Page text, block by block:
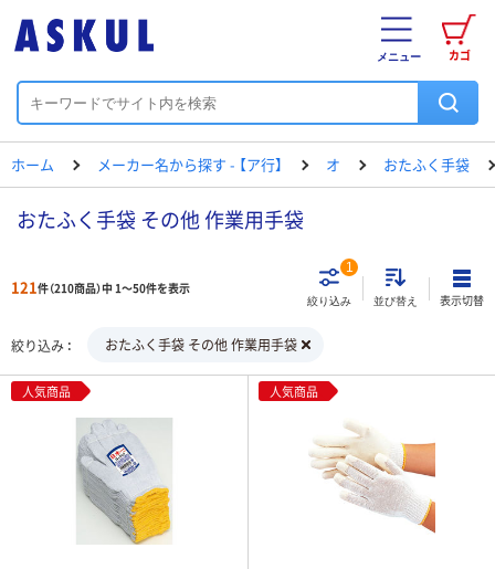
カゴ
メニュー
ホーム メーカー名から探す - 【ア行】 オ おたふく手袋
おたふく手袋 その他 作業用手袋
121件（210商品）中 1～50件を表示
絞り込み
1
並び替え 表示切替
絞り込み おたふく手袋 その他 作業用手袋
人気商品 人気商品